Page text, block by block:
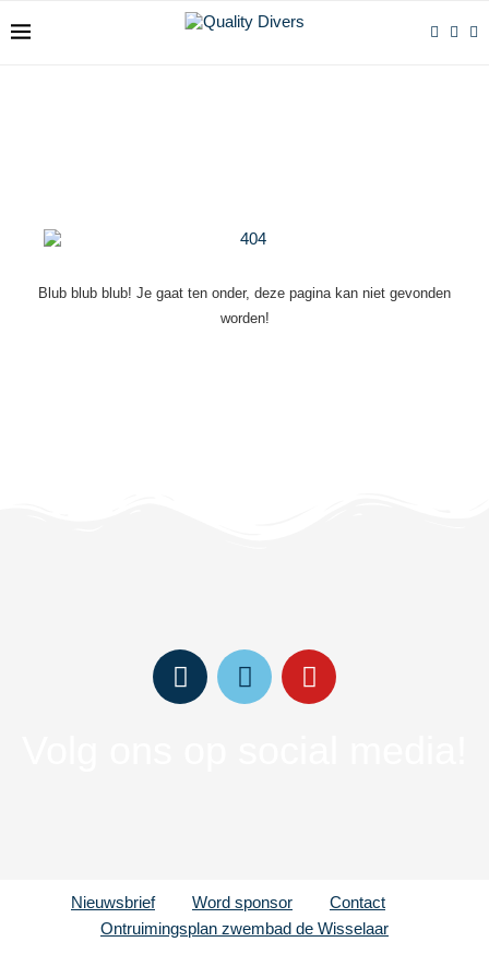
Blub blub blub! Je gaat ten onder, deze pagina kan niet gevonden
worden!
Nieuwsbrief Word sponsor
Contact
Ontruimingsplan zwembad de Wisselaar